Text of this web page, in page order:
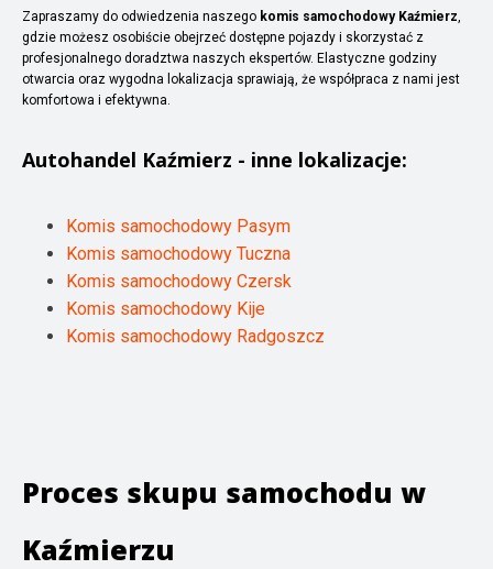
Zapraszamy do odwiedzenia naszego komis samochodowy Kaźmierz,
gdzie możesz osobiście obejrzeć dostępne pojazdy i skorzystać z
profesjonalnego doradztwa naszych ekspertów. Elastyczne godziny
otwarcia oraz wygodna lokalizacja sprawiają, że współpraca z nami jest
komfortowa i efektywna.
Autohandel Kaźmierz - inne lokalizacje:
Komis samochodowy Pasym
Komis samochodowy Tuczna
Komis samochodowy Czersk
Komis samochodowy Kije
Komis samochodowy Radgoszcz
Proces skupu samochodu w
Kaźmierzu